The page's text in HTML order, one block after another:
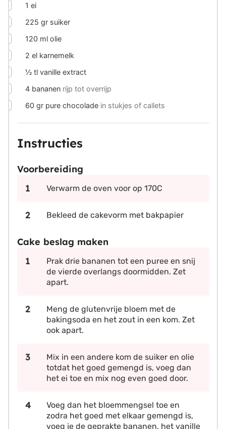
1 ei
225 gr suiker
120 ml olie
2 el karnemelk
½ tl vanille extract
4 bananen rijp tot overrijp
60 gr pure chocolade in stukjes of callets
Instructies
Voorbereiding
Verwarm de oven voor op 170C
Bekleed de cakevorm met bakpapier
Cake beslag maken
Prak drie bananen tot een puree en snij
de vierde overlangs doormidden. Zet
apart.
Meng de glutenvrije bloem met de
bakingsoda en het zout in een kom. Zet
ook apart.
Mix in een andere kom de suiker en olie
totdat het goed gemengd is, voeg dan
het ei toe en mix nog even goed door.
Voeg dan het bloemmengsel toe en
zodra het goed met elkaar gemengd is,
voeg je de geprakte bananen, het vanille